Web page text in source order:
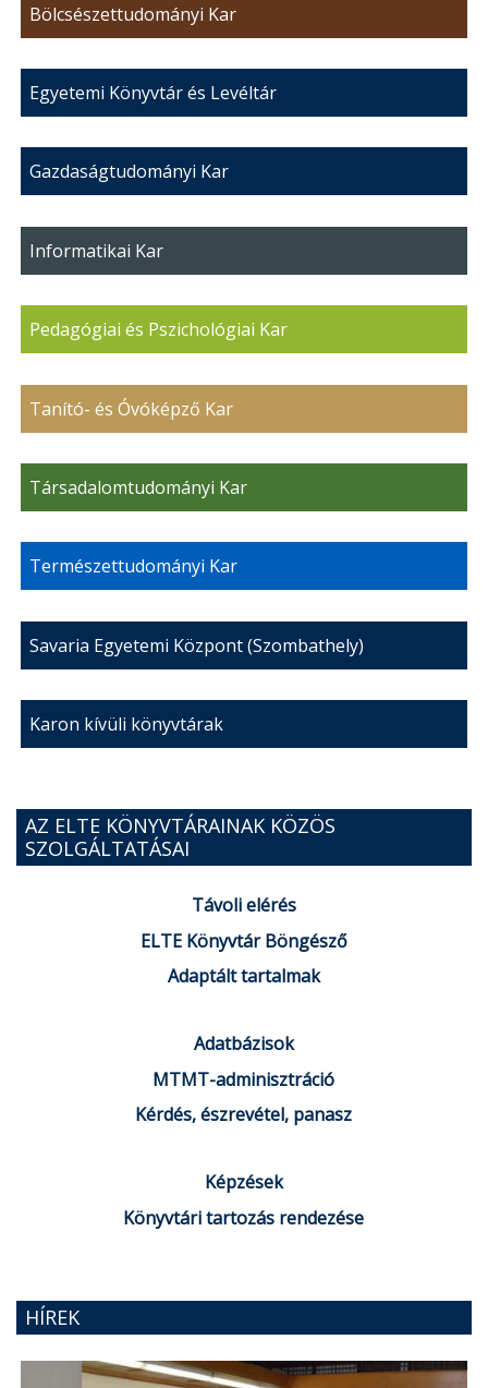
Bölcsészettudományi Kar
Egyetemi Könyvtár és Levéltár
Gazdaságtudományi Kar
Informatikai Kar
Pedagógiai és Pszichológiai Kar
Tanító- és Óvóképző Kar
Társadalomtudományi Kar
Természettudományi Kar
Savaria Egyetemi Központ (Szombathely)
Karon kívüli könyvtárak
AZ ELTE KÖNYVTÁRAINAK KÖZÖS
SZOLGÁLTATÁSAI
Távoli elérés
ELTE Könyvtár Böngésző
Adaptált tartalmak
Adatbázisok
MTMT-adminisztráció
Kérdés, észrevétel, panasz
Képzések
Könyvtári tartozás rendezése
HÍREK